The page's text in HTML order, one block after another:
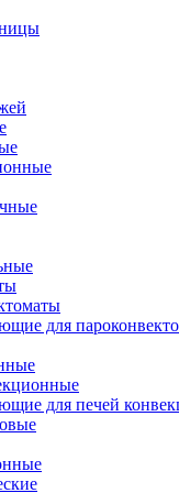
для
для печей